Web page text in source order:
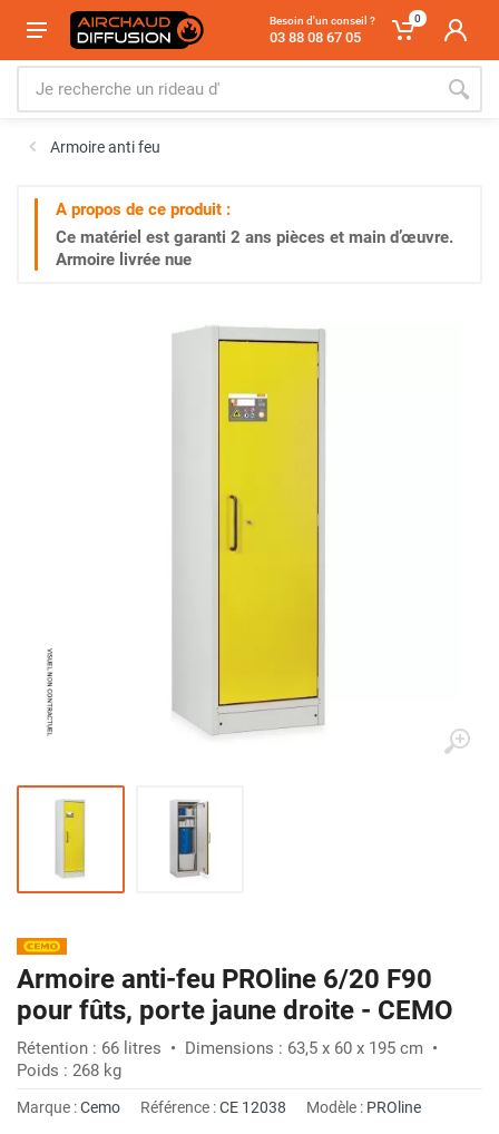
Besoin d'un conseil ?
03 88 08 67 05
0
Armoire anti feu
A propos de ce produit :
Ce matériel est garanti 2 ans pièces et main d’œuvre.
Armoire livrée nue
Armoire anti-feu PROline 6/20 F90
pour fûts, porte jaune droite - CEMO
Rétention : 66 litres • Dimensions : 63,5 x 60 x 195 cm •
Poids : 268 kg
Marque :Cemo Référence :CE 12038 Modèle : PROline